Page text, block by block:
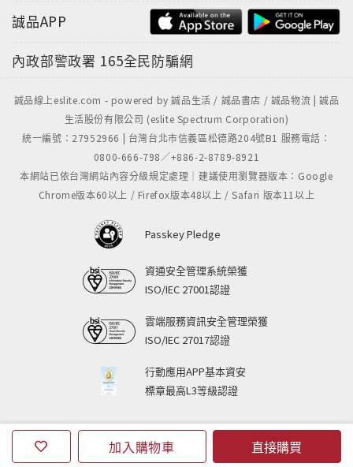
加入購物車 直接購買
誠品APP
內政部警政署 165全民防騙網
誠品線上eslite.com - powered by 誠品生活 / 誠品書店 / 誠品物流 | 誠品
生活股份有限公司 (eslite Spectrum Corporation)
統一編號：27952966 | 台灣台北市信義區松德路204號B1 服務電話：
0800-666-798／+886-2-8789-8921
本網站已依台灣網站內容分級規定處理｜建議使用瀏覽器版本：Google
Chrome版本60以上 / Firefox版本48以上 / Safari 版本11以上
Passkey Pledge
資通安全管理系統榮獲
ISO/IEC 27001認證
雲端服務資訊安全管理榮獲
ISO/IEC 27017認證
行動應用APP基本資安
標章最高L3等級認證